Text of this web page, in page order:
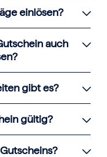
einlösen?
auch
gibt es?
gültig?